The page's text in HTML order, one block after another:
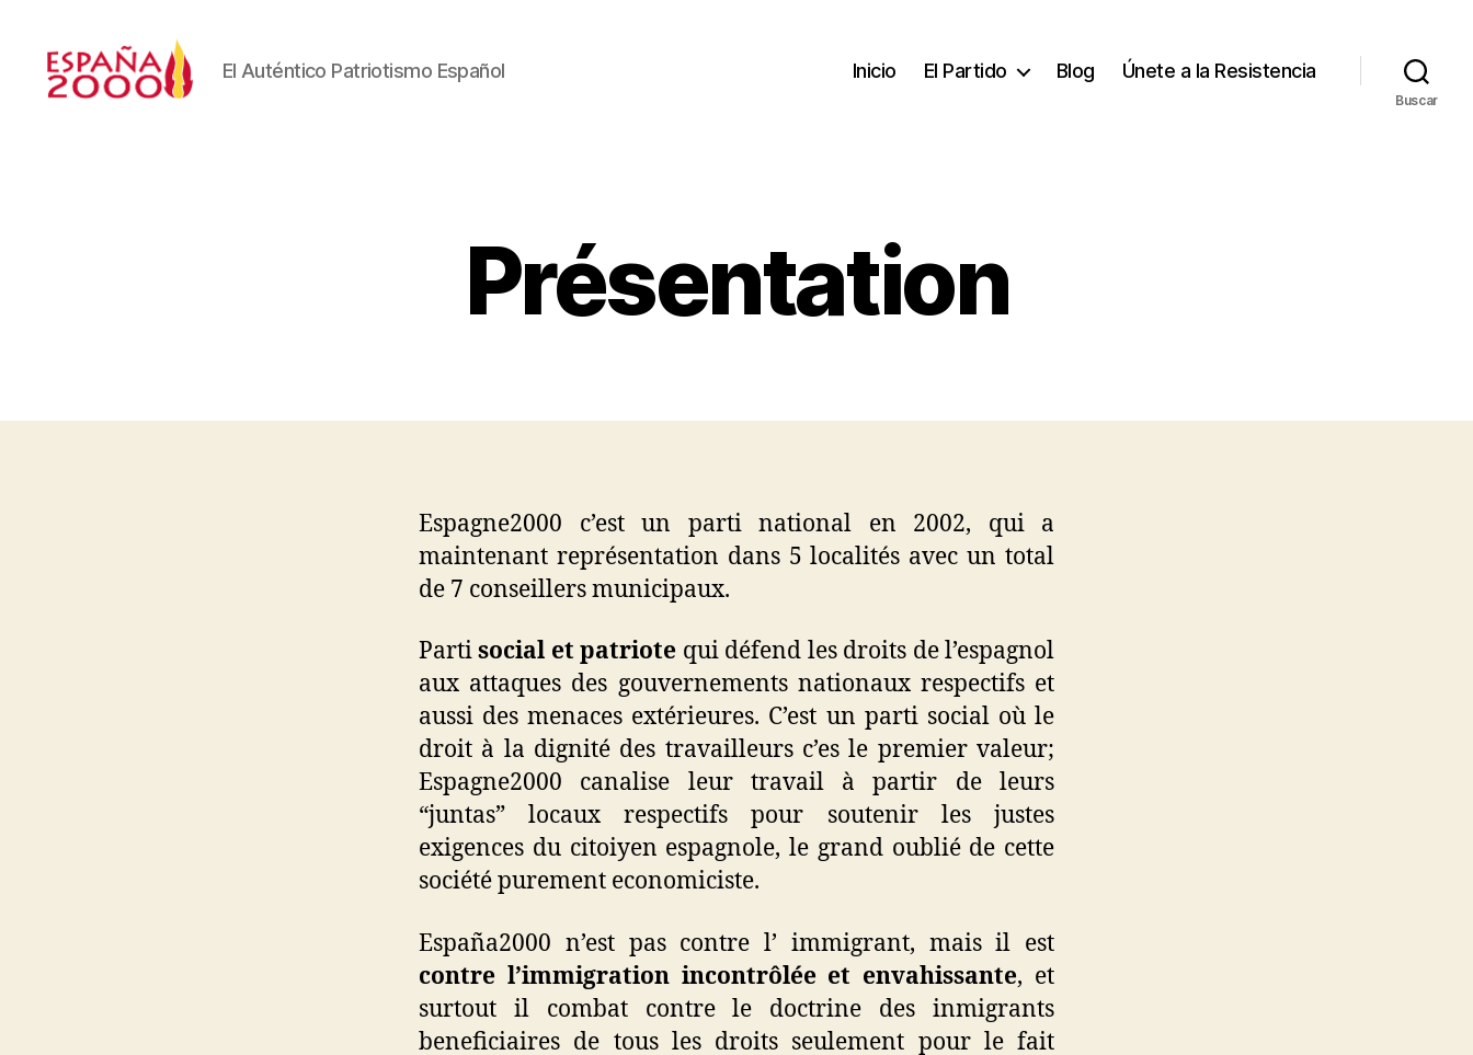
El Auténtico Patriotismo Español Inicio El Partido Blog Únete a la Resistencia
Buscar
Présentation
Espagne2000 c’est un parti national en 2002, qui a
maintenant représentation dans 5 localités avec un total
de 7 conseillers municipaux.
Partisocial et patriote qui défend les droits de l’espagnol
aux attaques des gouvernements nationaux respectifs et
aussi des menaces extérieures. C’est un parti social où le
droit à la dignité des travailleurs c’es le premier valeur;
Espagne2000 canalise leur travail à partir de leurs
“juntas” locaux respectifs pour soutenir les justes
exigences du citoiyen espagnole, le grand oublié de cette
société purement economiciste.
España2000 n’est pas contre l’ immigrant, mais il est
contre l’immigration incontrôlée et envahissante, et
surtout il combat contre le doctrine des inmigrants
beneficiaires de tous les droits seulement pour le fait